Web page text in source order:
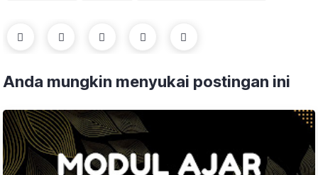
Anda mungkin menyukai postingan ini